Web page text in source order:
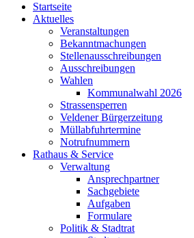
Startseite
Aktuelles
Veranstaltungen
Bekanntmachungen
Stellenausschreibungen
Ausschreibungen
Wahlen
Kommunalwahl 2026
Strassensperren
Veldener Bürgerzeitung
Müllabfuhrtermine
Notrufnummern
Rathaus & Service
Verwaltung
Ansprechpartner
Sachgebiete
Aufgaben
Formulare
Politik & Stadtrat